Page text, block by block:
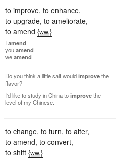
to improve, to enhance,
to upgrade, to ameliorate,
to amend {ww.}
I amend
youamend
weamend
Do you think a little salt wouldimprovethe
flavor?
I'd like to study in China toimprovethe
level of my Chinese.
to change, to turn, to alter,
to amend, to convert,
to shift {ww.}